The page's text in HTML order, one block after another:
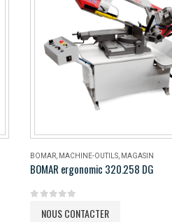
BOMAR, MACHINE-OUTILS, MAGASIN
BOMAR ergonomic 320.258 DG
NOUS CONTACTER